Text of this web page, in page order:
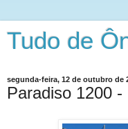
Tudo de
segunda-feira, 12 de outubro de
Paradiso 1200